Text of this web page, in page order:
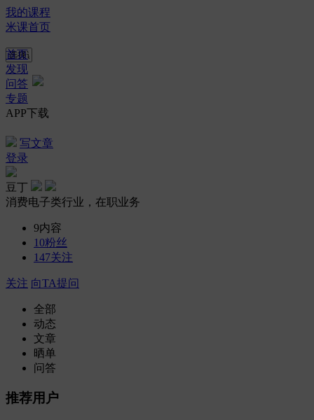
我的课程
米课首页
首页
发现
问答
专题
APP下载
写文章
登录
豆丁
消费电子类行业，在职业务
9内容
10粉丝
147关注
关注 向TA提问
全部
动态
文章
晒单
问答
推荐用户